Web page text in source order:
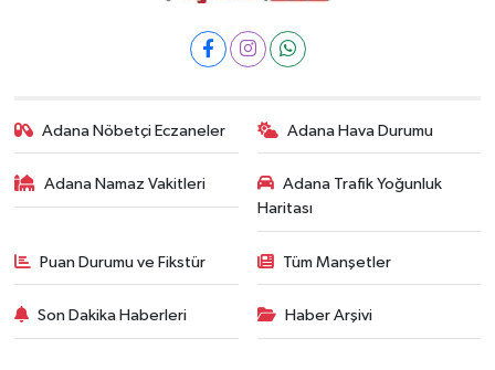
Adana Nöbetçi Eczaneler Adana Hava Durumu
Adana Namaz Vakitleri
Adana Trafik Yoğunluk
Haritası
Puan Durumu ve Fikstür Tüm Manşetler
Son Dakika Haberleri Haber Arşivi